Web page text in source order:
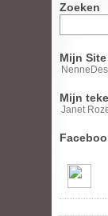
Zoeken
Zoeken
naar:
Mijn Site
Mijn
Janet